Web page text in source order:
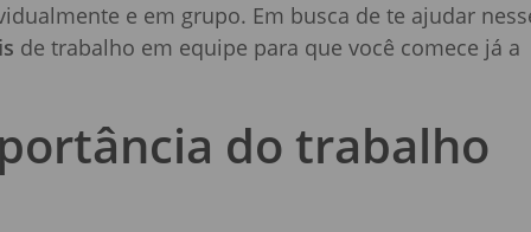
e em grupo. Em busca de te ajudar
de trabalho em equipe para que você comece já a
do trabalho